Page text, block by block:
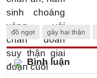
đồ ngọt gây hại thận
Bình luận